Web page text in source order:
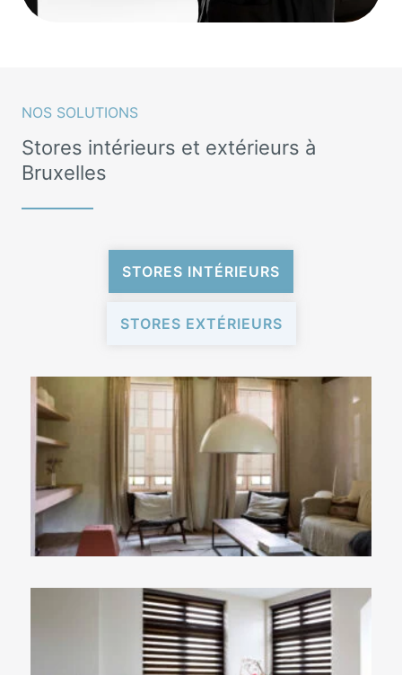
NOS SOLUTIONS
Stores intérieurs et extérieurs à
Bruxelles
STORES INTÉRIEURS
STORES EXTÉRIEURS